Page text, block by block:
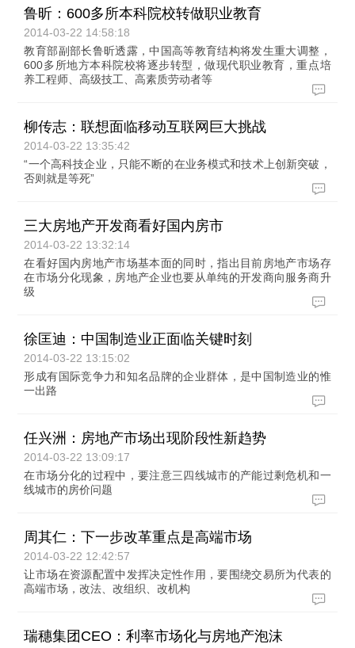
鲁昕：600多所本科院校转做职业教育
2014-03-22 14:58:18
教育部副部长鲁昕透露，中国高等教育结构将发生重大调整，
600多所地方本科院校将逐步转型，做现代职业教育，重点培
养工程师、高级技工、高素质劳动者等
柳传志：联想面临移动互联网巨大挑战
2014-03-22 13:35:42
“一个高科技企业，只能不断的在业务模式和技术上创新突破，
否则就是等死”
三大房地产开发商看好国内房市
2014-03-22 13:32:14
在看好国内房地产市场基本面的同时，指出目前房地产市场存
在市场分化现象，房地产企业也要从单纯的开发商向服务商升
级
徐匡迪：中国制造业正面临关键时刻
2014-03-22 13:15:02
形成有国际竞争力和知名品牌的企业群体，是中国制造业的惟
一出路
任兴洲：房地产市场出现阶段性新趋势
2014-03-22 13:09:17
在市场分化的过程中，要注意三四线城市的产能过剩危机和一
线城市的房价问题
周其仁：下一步改革重点是高端市场
2014-03-22 12:42:57
让市场在资源配置中发挥决定性作用，要围绕交易所为代表的
高端市场，改法、改组织、改机构
瑞穗集团CEO：利率市场化与房地产泡沫